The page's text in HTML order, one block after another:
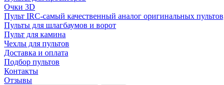
Очки 3D
Пульт IRC-самый качественный аналог оригинальных
Пульты для шлагбаумов и ворот
Пульт для камина
Чехлы для пультов
Доставка и оплата
Подбор пультов
Контакты
Отзывы